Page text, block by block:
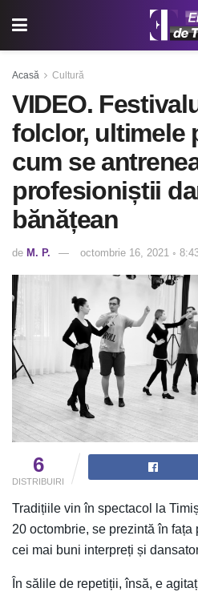
Acasă Cultură
VIDEO.
folclor, ultimele
cum se
profesioniștii
bănățean
de M. P. octombrie 16, 2021 ◦
6
DISTRIBUIRI
Tradițiile vin în spectacol la
20 octombrie, se prezintă în
cei mai buni interpreți și
În sălile de repetiții, însă, e